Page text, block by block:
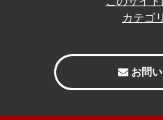
カテゴ
お問